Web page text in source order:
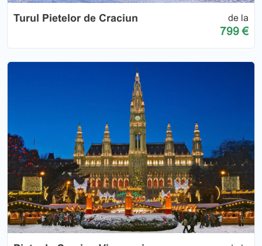
Turul Pietelor de Craciun de la
799 €